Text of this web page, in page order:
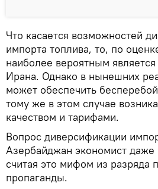
Что касается возможностей
импорта топлива, то, по
наиболее вероятным
Ирана. Однако в нынешних
может обеспечить
тому же в этом случае
качеством и тарифами.
Вопрос диверсификации
Азербайджан экономист даже
считая это мифом из разряда
пропаганды.